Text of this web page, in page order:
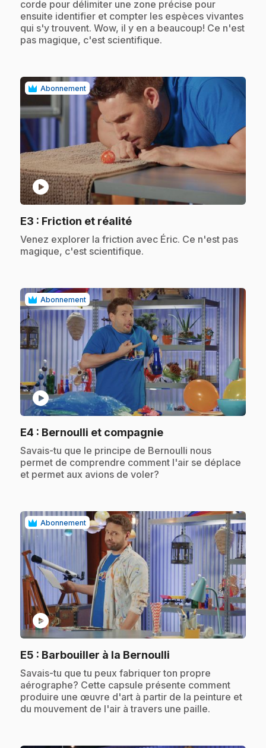
corde pour délimiter une zone précise pour
ensuite identifier et compter les espèces vivantes
qui s'y trouvent. Wow, il y en a beaucoup! Ce n'est
pas magique, c'est scientifique.
Abonnement
play_circle
E3 : Friction et réalité.
.Venez explorer la friction avec Éric. Ce n'est pas
magique, c'est scientifique.
Abonnement
play_circle
E4 : Bernoulli et compagnie.
.Savais-tu que le principe de Bernoulli nous
permet de comprendre comment l'air se déplace
et permet aux avions de voler?
Abonnement
play_circle
E5 : Barbouiller à la Bernoulli
.Savais-tu que tu peux fabriquer ton propre
aérographe? Cette capsule présente comment
produire une œuvre d'art à partir de la peinture et
du mouvement de l'air à travers une paille.